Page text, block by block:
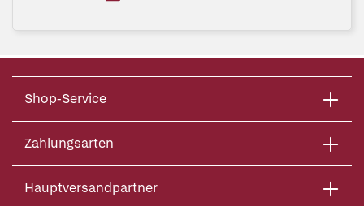
Shop-Service
Zahlungsarten
Hauptversandpartner